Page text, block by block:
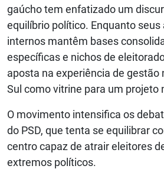
gaúcho tem enfatizado um
equilíbrio político. Enquanto seus
internos mantêm bases
específicas e nichos de
aposta na experiência de gestão
Sul como vitrine para um projeto
O movimento intensifica os
do PSD, que tenta se equilibrar
centro capaz de atrair eleitores
extremos políticos.